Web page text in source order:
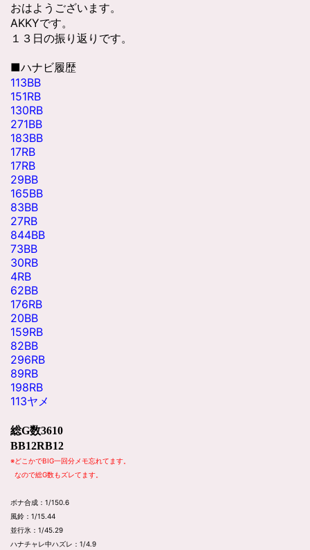
おはようございます。
AKKYです。
１３日の振り返りです。
■ハナビ履歴
113BB
151RB
130RB
271BB
183BB
17RB
17RB
29BB
165BB
83BB
27RB
844BB
73BB
30RB
4RB
62BB
176RB
20BB
159RB
82BB
296RB
89RB
198RB
113ヤメ
総G数3610
BB12RB12
※どこかでBIG一回分メモ忘れてます。
なので総G数もズレてます。
ボナ合成：1/150.6
風鈴：1/15.44
並行氷：1/45.29
ハナチャレ中ハズレ：1/4.9